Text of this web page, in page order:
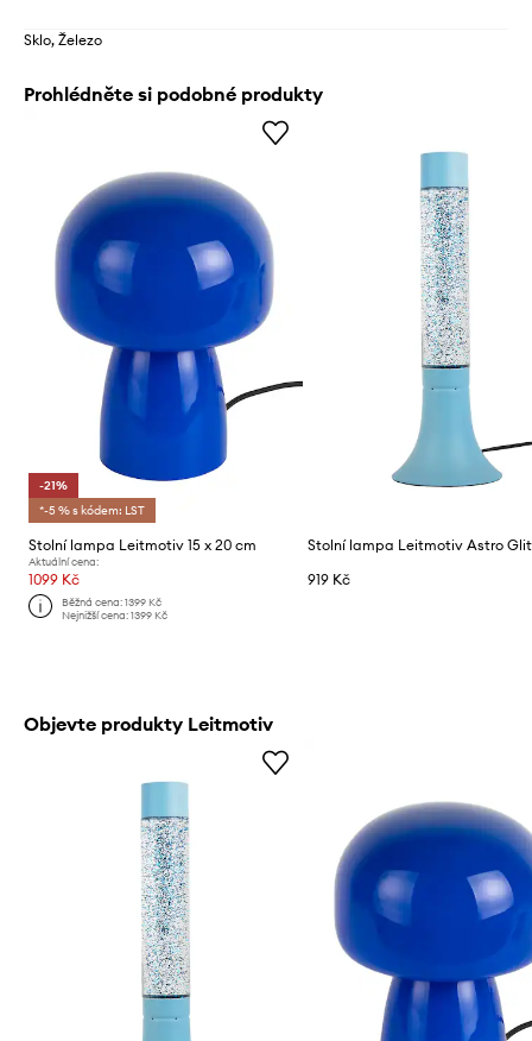
Sklo, Železo
Prohlédněte si podobné produkty
-21%
*-5 % s kódem: LST
Stolní lampa Leitmotiv 15 x 20 cm
Aktuální cena:
1099 Kč
Běžná cena:1399 Kč
Nejnižší cena:1399 Kč
Stolní lampa Leitmotiv Astro
919 Kč
Objevte produkty Leitmotiv